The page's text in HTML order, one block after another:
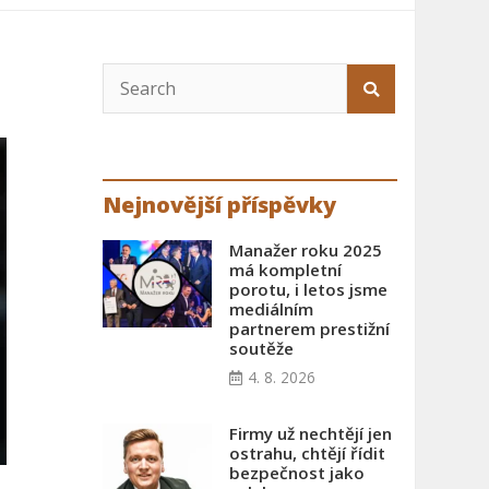
Nejnovější příspěvky
Manažer roku 2025
má kompletní
porotu, i letos jsme
mediálním
partnerem prestižní
soutěže
4. 8. 2026
Firmy už nechtějí jen
ostrahu, chtějí řídit
bezpečnost jako